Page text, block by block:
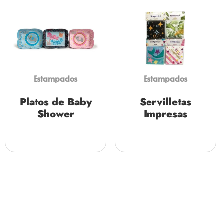
Estampados
Platos de Baby
Shower
Estampados
Servilletas
Impresas